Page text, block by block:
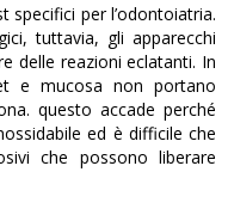
specifici per l’odontoiatria.
tuttavia, gli apparecchi
delle reazioni eclatanti. In
e mucosa non portano
questo accade perché
ed è difficile che
che possono liberare